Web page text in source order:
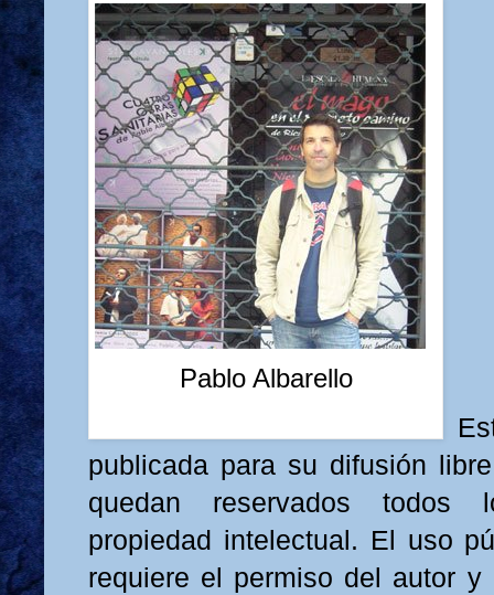
Pablo Albarello
publicada para su difusión
quedan reservados todos
propiedad intelectual. El uso
requiere el permiso del autor